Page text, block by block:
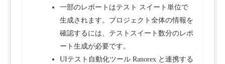
一部のレポートはテスト スイート単位で
生成されます。プロジェクト全体の情報を
確認するには、テストスイート数分のレポ
ート生成が必要です。
UIテスト自動化ツール Ranorex と連携する